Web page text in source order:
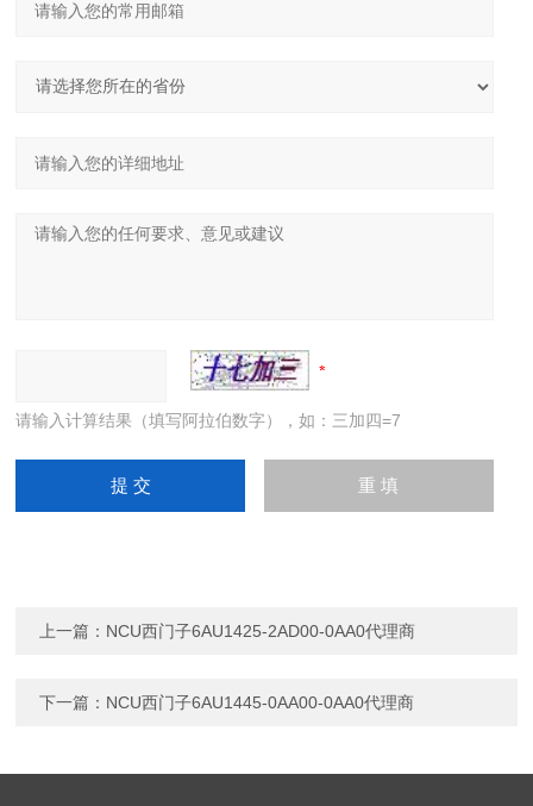
请输入计算结果（填写阿拉伯数字），如：三加四=7
上一篇： NCU西门子6AU1425-2AD00-0AA0代理商
下一篇： NCU西门子6AU1445-0AA00-0AA0代理商